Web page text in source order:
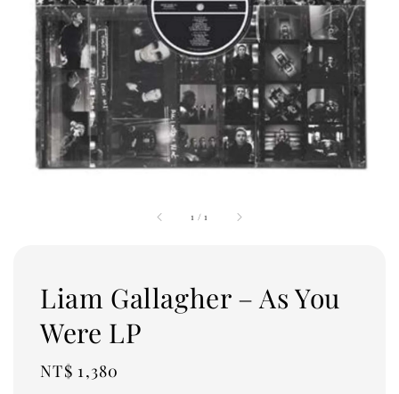
1 /1
Liam Gallagher – As You
Were LP
Regular
NT$ 1,380